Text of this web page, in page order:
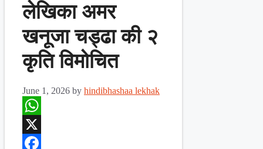
लेखिका अमर
खनूजा चड्ढा की २
कृति विमोचित
June 1, 2026 by hindibhashaa lekhak
WhatsApp
X